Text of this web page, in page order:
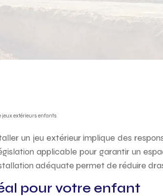
jeux extérieurs enfants
un jeu extérieur implique des
applicable pour garantir un
adéquate permet de réduire
pour votre enfant